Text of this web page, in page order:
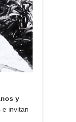
y
e invitan